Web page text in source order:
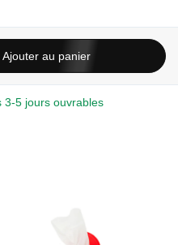
Ajouter au panier
3-5 jours ouvrables